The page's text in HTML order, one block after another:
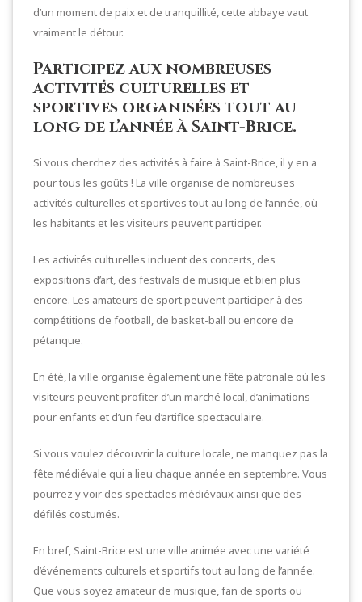
d’un moment de paix et de tranquillité, cette abbaye vaut
vraiment le détour.
Participez aux nombreuses
activités culturelles et
sportives organisées tout au
long de l’année à Saint-Brice.
Si vous cherchez des activités à faire à Saint-Brice, il y en a
pour tous les goûts ! La ville organise de nombreuses
activités culturelles et sportives tout au long de l’année, où
les habitants et les visiteurs peuvent participer.
Les activités culturelles incluent des concerts, des
expositions d’art, des festivals de musique et bien plus
encore. Les amateurs de sport peuvent participer à des
compétitions de football, de basket-ball ou encore de
pétanque.
En été, la ville organise également une fête patronale où les
visiteurs peuvent profiter d’un marché local, d’animations
pour enfants et d’un feu d’artifice spectaculaire.
Si vous voulez découvrir la culture locale, ne manquez pas la
fête médiévale qui a lieu chaque année en septembre. Vous
pourrez y voir des spectacles médiévaux ainsi que des
défilés costumés.
En bref, Saint-Brice est une ville animée avec une variété
d’événements culturels et sportifs tout au long de l’année.
Que vous soyez amateur de musique, fan de sports ou